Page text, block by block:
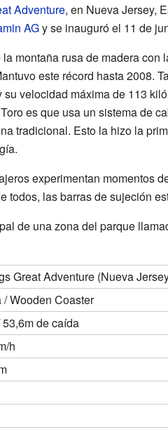
Adventure, en Nueva Jersey,
AGy se inauguró el 11 de
montaña rusa de madera con
este récord hasta 2008.
velocidad máxima de 113
es que usa un sistema de
tradicional. Esto la hizo la
experimentan momentos
todos, las barras de sujeción
de una zona del parque
Great Adventure (Nueva
/ Wooden Coaster
de caída
h